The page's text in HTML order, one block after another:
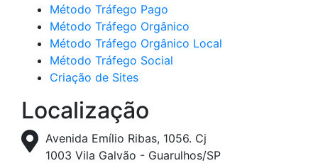
Método Tráfego Pago
Método Tráfego Orgânico
Método Tráfego Orgânico Local
Método Tráfego Social
Criação de Sites
Localização
Avenida Emílio Ribas, 1056. Cj
1003 Vila Galvão - Guarulhos/SP